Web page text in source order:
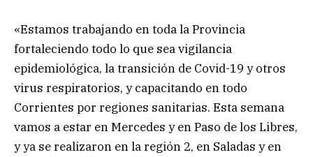
«Estamos trabajando en toda la Provincia
fortaleciendo todo lo que sea vigilancia
epidemiológica, la transición de Covid-19 y otros
virus respiratorios, y capacitando en todo
Corrientes por regiones sanitarias. Esta semana
vamos a estar en Mercedes y en Paso de los Libres,
y ya se realizaron en la región 2, en Saladas y en